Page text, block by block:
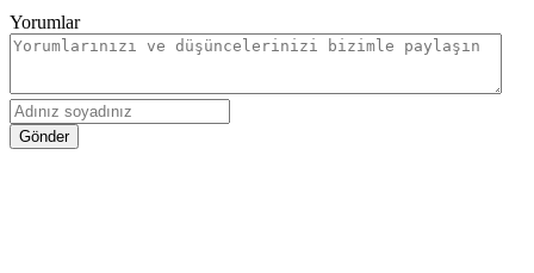
Yorumlar
Gönder